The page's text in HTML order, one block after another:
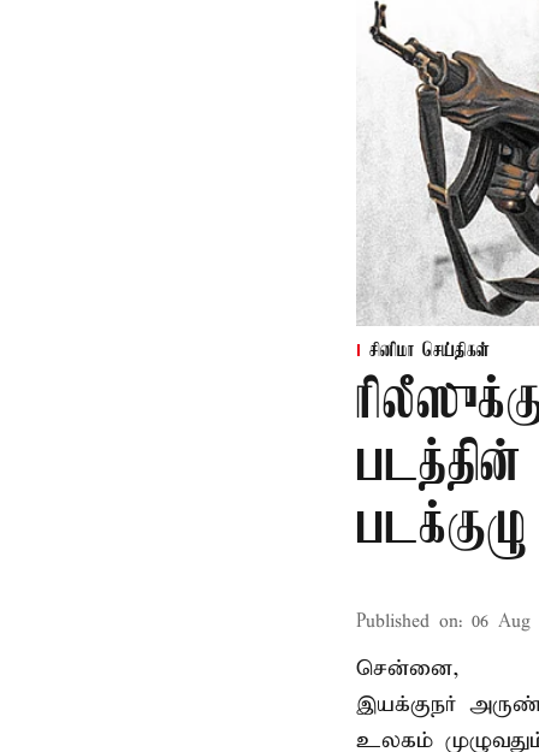
சினிமா செய்திகள்
படக்குழு
Published on: 06 Aug
சென்னை,
இயக்குநர்
உலகம்